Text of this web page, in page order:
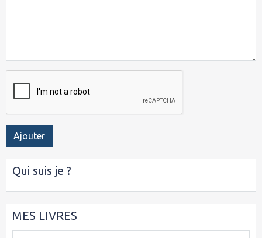
Ajouter
Qui suis je ?
MES LIVRES